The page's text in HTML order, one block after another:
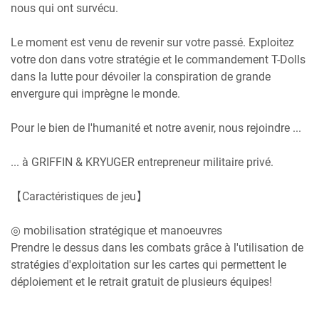
nous qui ont survécu.
Le moment est venu de revenir sur votre passé. Exploitez
votre don dans votre stratégie et le commandement T-Dolls
dans la lutte pour dévoiler la conspiration de grande
envergure qui imprègne le monde.
Pour le bien de l'humanité et notre avenir, nous rejoindre ...
... à GRIFFIN & KRYUGER entrepreneur militaire privé.
【Caractéristiques de jeu】
◎ mobilisation stratégique et manoeuvres
Prendre le dessus dans les combats grâce à l'utilisation de
stratégies d'exploitation sur les cartes qui permettent le
déploiement et le retrait gratuit de plusieurs équipes!